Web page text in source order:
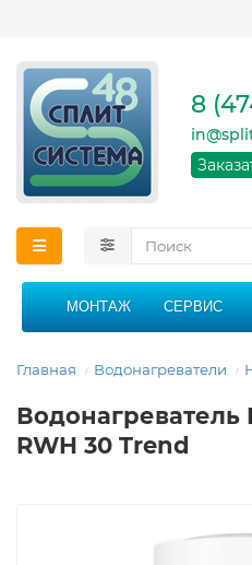
График
21:00 без
8
МОНТАЖ СЕРВИС
Главная Водонагреватели
Водонагреватель
RWH 30 Trend